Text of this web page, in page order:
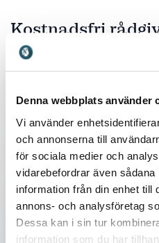
Denna webbplats använder
Vi använder
och annonserna till
för sociala medier och
vidarebefordrar även
information från din enhet till
annons- och analysföretag
Dessa kan i sin tur
information som du har
Kostnadsfri
rätt talare
Ditt namn*
E-post*